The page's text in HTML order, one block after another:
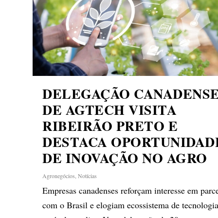
DELEGAÇÃO
DE AGTECH VISITA
RIBEIRÃO PRETO E
DESTACA
DE INOVAÇÃO NO AGRO
Agronegócios ,Notícias
Empresas canadenses reforçam interesse em
com o Brasil e elogiam ecossistema de